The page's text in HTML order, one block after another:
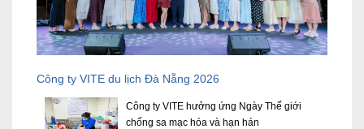
Công ty VITE du lịch Đà Nẵng 2026
Công ty VITE hưởng ứng Ngày Thế giới
chống sa mạc hóa và hạn hán